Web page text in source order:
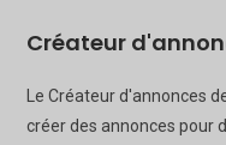
Créateur
Le Créateur d'annonces
créer des annonces pour